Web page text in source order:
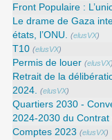
Front Populaire :
Le drame de Gaza
états, l’ONU. (elusVX)
T10 (elusVX)
Permis de louer (elusVX)
Retrait de la
2024. (elusVX)
Quartiers 2030 -
2024-2030 du
Comptes 2023 (elusVX)